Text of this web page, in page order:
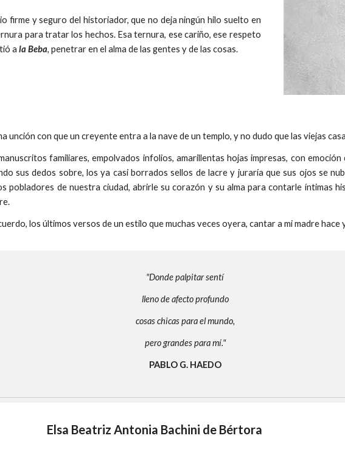
firme y seguro del historiador, que no deja ningún hilo suelto en
para tratar los hechos. Esa ternura, ese cariño, ese respeto
a la Beba, penetrar en el alma de las gentes y de las cosas.
unción con que un creyente entra a la nave de un templo, y no dudo que las viejas
familiares, empolvados infolios, amarillentas hojas impresas, con
sus dedos sobre, los ya casi borrados sellos de lacre y juraría que sus ojos se
pobladores de nuestra ciudad, abrirle su corazón y su alma para contarle íntimas
los últimos versos de un estilo que muchas veces oyera, cantar a mi madre hace
"Donde palpitar sentí
lleno de afecto profundo
cosas chicas para el mundo,
pero grandes para mí."
PABLO G. HAEDO
Elsa Beatriz Antonia Bachini de Bértora